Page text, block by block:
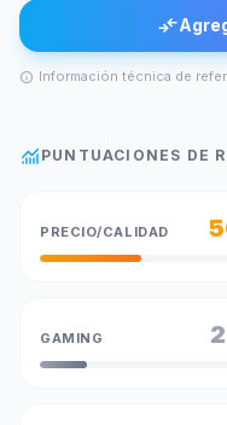
compare_arrows
info Información técnica de
monitoring PUNTUACIONES DE
PRECIO/CALIDAD
GAMING